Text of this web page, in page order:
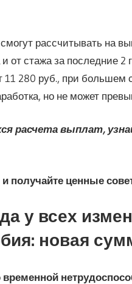
рассчитывать на
от стажа за последние
11 280 руб., при большем
но не может
расчета выплат,
и получайте ценные
у всех
новая